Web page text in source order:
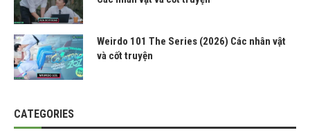
Weirdo 101 The Series (2026) Các nhân vật
và cốt truyện
CATEGORIES